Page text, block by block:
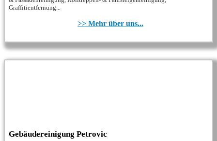
Graffitientfernung...
>> Mehr über uns...
Gebäudereinigung Petrovic